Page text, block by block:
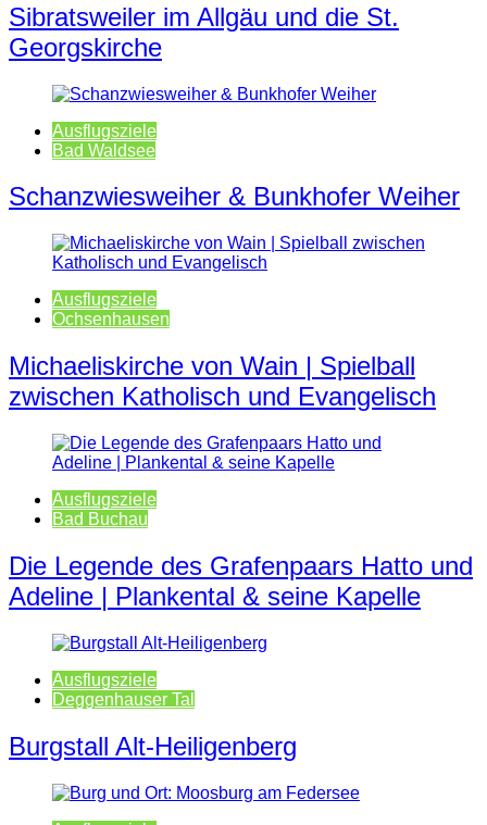
Sibratsweiler im Allgäu und die St.
Georgskirche
Ausflugsziele
Bad Waldsee
Schanzwiesweiher & Bunkhofer Weiher
Ausflugsziele
Ochsenhausen
Michaeliskirche von Wain | Spielball
zwischen Katholisch und Evangelisch
Ausflugsziele
Bad Buchau
Die Legende des Grafenpaars Hatto und
Adeline | Plankental & seine Kapelle
Ausflugsziele
Deggenhauser Tal
Burgstall Alt-Heiligenberg